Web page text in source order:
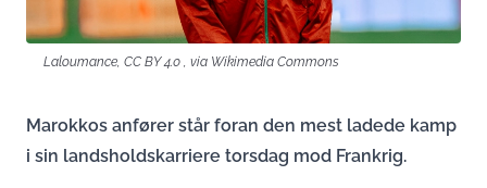
Laloumance, CC BY 4.0 , via Wikimedia Commons
Marokkos anfører står foran den mest ladede kamp
i sin landsholdskarriere torsdag mod Frankrig.